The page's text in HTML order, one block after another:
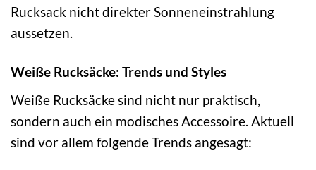
Rucksack nicht direkter Sonneneinstrahlung
aussetzen.
Weiße Rucksäcke: Trends und Styles
Weiße Rucksäcke sind nicht nur praktisch,
sondern auch ein modisches Accessoire. Aktuell
sind vor allem folgende Trends angesagt: